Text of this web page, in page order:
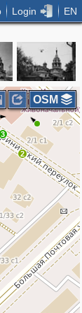
Login EN
2
3
2
2
OSM